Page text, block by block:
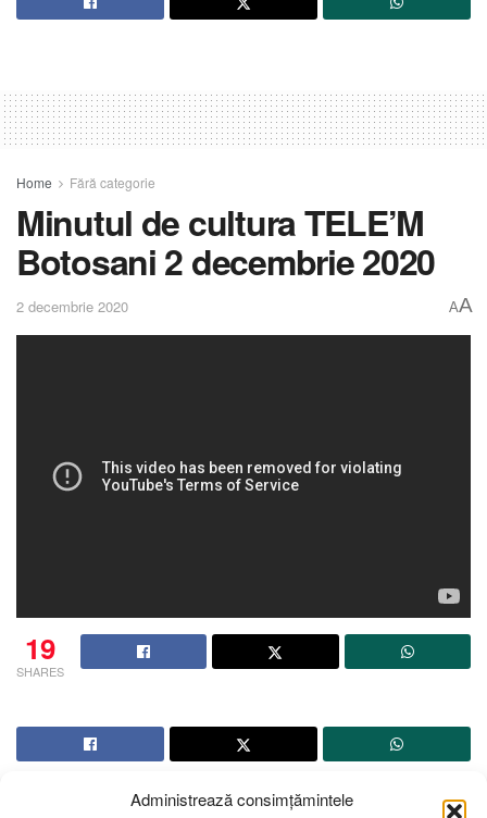
Administrează consimțămintele
Home Fără categorie
Minutul de cultura TELE’M
Botosani 2 decembrie 2020
2 decembrie 2020 AA
19
SHARES